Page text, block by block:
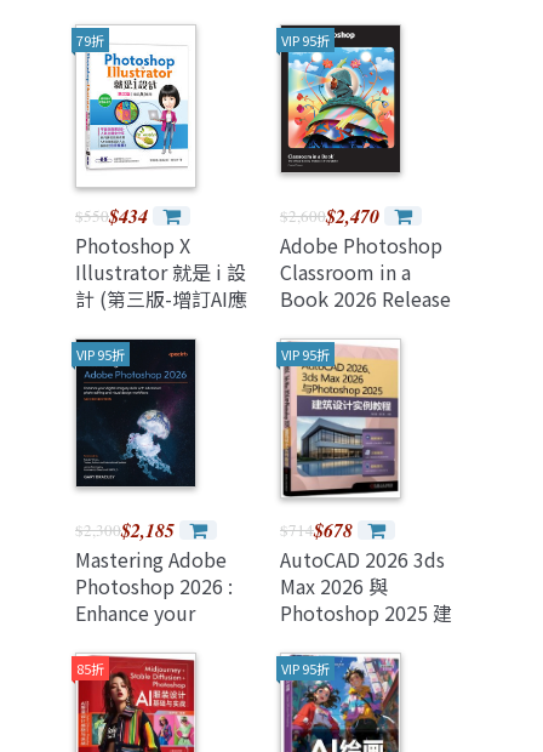
經驗，這是愛自己的
有用方式。
79折
$550$434
Photoshop X
Illustrator 就是 i 設
計 (第三版-增訂AI應
VIP 95折
$2,600$2,470
Adobe Photoshop
Classroom in a
Book 2026 Release
VIP 95折
$2,300$2,185
Mastering Adobe
Photoshop 2026 :
Enhance your
skills with advanced
photo editing and
visual design
workflows, 2/e
VIP 95折
$714$678
AutoCAD 2026 3ds
Max 2026 與
Photoshop 2025 建
85折 VIP 95折